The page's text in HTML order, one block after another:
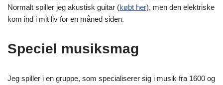
Normalt spiller jeg akustisk guitar (købt her), men den elektriske
kom ind i mit liv for en måned siden.
Speciel musiksmag
Jeg spiller i en gruppe, som specialiserer sig i musik fra 1600 og